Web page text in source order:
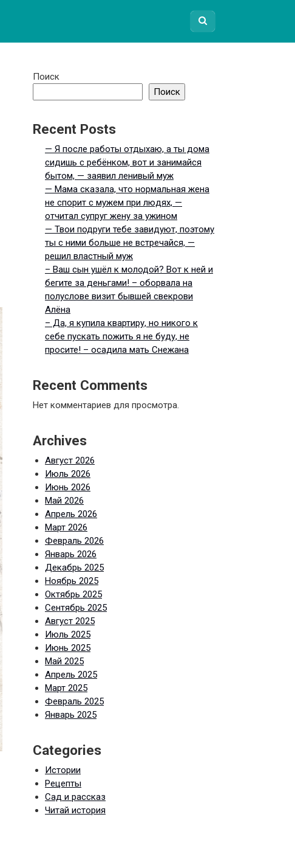
Поиск
Поиск
Recent Posts
— Я после работы отдыхаю, а ты дома
сидишь с ребёнком, вот и занимайся
бытом, — заявил ленивый муж
— Мама сказала, что нормальная жена
не спорит с мужем при людях, —
отчитал супруг жену за ужином
— Твои подруги тебе завидуют, поэтому
ты с ними больше не встречайся, —
решил властный муж
– Ваш сын ушёл к молодой? Вот к ней и
бегите за деньгами! – оборвала на
полуслове визит бывшей свекрови
Алёна
– Да, я купила квартиру, но никого к
себе пускать пожить я не буду, не
просите! – осадила мать Снежана
Recent Comments
Нет комментариев для просмотра.
Archives
Август 2026
Июль 2026
Июнь 2026
Май 2026
Апрель 2026
Март 2026
Февраль 2026
Январь 2026
Декабрь 2025
Ноябрь 2025
Октябрь 2025
Сентябрь 2025
Август 2025
Июль 2025
Июнь 2025
Май 2025
Апрель 2025
Март 2025
Февраль 2025
Январь 2025
Categories
Истории
Рецепты
Сад и рассказ
Читай история